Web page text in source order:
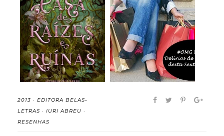
A Casa de Raízes e
Ruínas (Irmãs do...
Delírios de Consumo
17#
2013 · EDITORA BELAS-
LETRAS · IURI ABREU ·
RESENHAS